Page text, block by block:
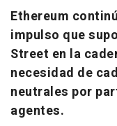
Ethereum
impulso que
Street en la
necesidad de
neutrales por
agentes.